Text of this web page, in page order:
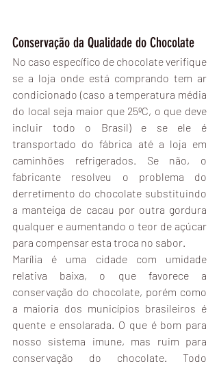
Conservação da Qualidade do Chocolate
No caso específico de chocolate verifique
se a loja onde está comprando tem ar
condicionado (caso a temperatura média
do local seja maior que 25ºC, o que deve
incluir todo o Brasil) e se ele é
transportado do fábrica até a loja em
caminhões refrigerados. Se não, o
fabricante resolveu o problema do
derretimento do chocolate substituindo
a manteiga de cacau por outra gordura
qualquer e aumentando o teor de açúcar
para compensar esta troca no sabor.
Marília é uma cidade com umidade
relativa baixa, o que favorece a
conservação do chocolate, porém como
a maioria dos municípios brasileiros é
quente e ensolarada. O que é bom para
nosso sistema imune, mas ruim para
conservação do chocolate. Todo